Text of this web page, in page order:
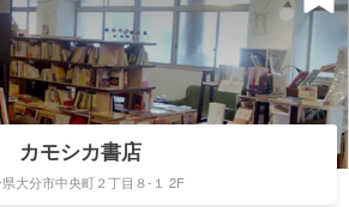
カモシカ書店
県大分市中央町２丁目８-１ 2F